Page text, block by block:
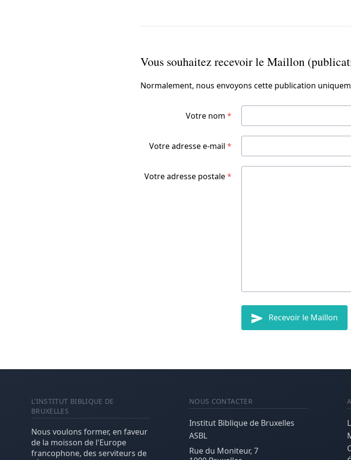
Vous souhaitez recevoir le Maillon
Normalement, nous envoyons cette publication
Votre nom *
Votre adresse e-mail *
Votre adresse postale*
Recevoir le Maillon
L'INSTITUT BIBLIQUE DE
BRUXELLES
Nous voulons former, en faveur
de la moisson de l'Europe
francophone, des serviteurs de
NOUS CONTACTER
Institut Biblique de Bruxelles
ASBL
Rue du Moniteur, 7